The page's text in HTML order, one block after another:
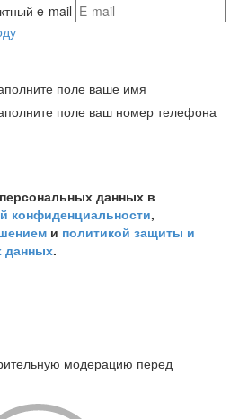
e-mail
поле ваше имя
поле ваш номер телефона
данных в
конфиденциальности,
и политикой защиты и
данных.
модерацию перед